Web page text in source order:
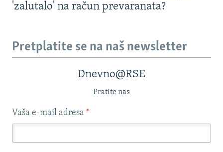
'zalutalo' na račun prevaranata?
Pretplatite se na naš newsletter
Dnevno@RSE
Pratite nas
Vaša e-mail adresa *